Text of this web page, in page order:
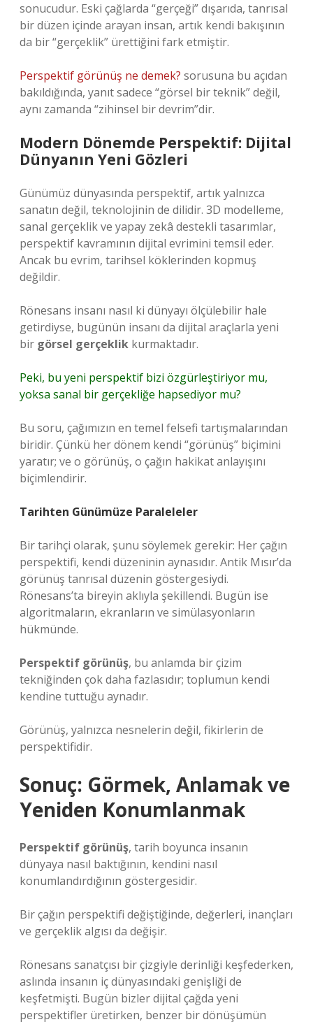
sonucudur. Eski çağlarda “gerçeği” dışarıda, tanrısal
bir düzen içinde arayan insan, artık kendi bakışının
da bir “gerçeklik” ürettiğini fark etmiştir.
Perspektif görünüş ne demek? sorusuna bu açıdan
bakıldığında, yanıt sadece “görsel bir teknik” değil,
aynı zamanda “zihinsel bir devrim”dir.
Modern Dönemde Perspektif: Dijital
Dünyanın Yeni Gözleri
Günümüz dünyasında perspektif, artık yalnızca
sanatın değil, teknolojinin de dilidir. 3D modelleme,
sanal gerçeklik ve yapay zekâ destekli tasarımlar,
perspektif kavramının dijital evrimini temsil eder.
Ancak bu evrim, tarihsel köklerinden kopmuş
değildir.
Rönesans insanı nasıl ki dünyayı ölçülebilir hale
getirdiyse, bugünün insanı da dijital araçlarla yeni
bir görsel gerçeklik kurmaktadır.
Peki, bu yeni perspektif bizi özgürleştiriyor mu,
yoksa sanal bir gerçekliğe hapsediyor mu?
Bu soru, çağımızın en temel felsefi tartışmalarından
biridir. Çünkü her dönem kendi “görünüş” biçimini
yaratır; ve o görünüş, o çağın hakikat anlayışını
biçimlendirir.
Tarihten Günümüze Paraleleler
Bir tarihçi olarak, şunu söylemek gerekir: Her çağın
perspektifi, kendi düzeninin aynasıdır. Antik Mısır’da
görünüş tanrısal düzenin göstergesiydi.
Rönesans’ta bireyin aklıyla şekillendi. Bugün ise
algoritmaların, ekranların ve simülasyonların
hükmünde.
Perspektif görünüş, bu anlamda bir çizim
tekniğinden çok daha fazlasıdır; toplumun kendi
kendine tuttuğu aynadır.
Görünüş, yalnızca nesnelerin değil, fikirlerin de
perspektifidir.
Sonuç: Görmek, Anlamak ve
Yeniden Konumlanmak
Perspektif görünüş, tarih boyunca insanın
dünyaya nasıl baktığının, kendini nasıl
konumlandırdığının göstergesidir.
Bir çağın perspektifi değiştiğinde, değerleri, inançları
ve gerçeklik algısı da değişir.
Rönesans sanatçısı bir çizgiyle derinliği keşfederken,
aslında insanın iç dünyasındaki genişliği de
keşfetmişti. Bugün bizler dijital çağda yeni
perspektifler üretirken, benzer bir dönüşümün